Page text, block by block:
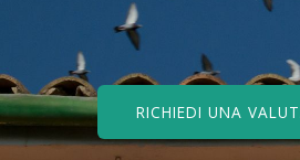
RICHIEDI UNA